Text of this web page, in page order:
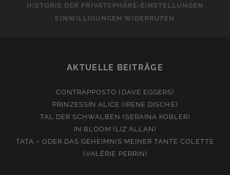
HISTORIE DER PRIVATSPHÄRE-EINSTELLUNGEN
EINWILLIGUNGEN WIDERRUFEN
AKTUELLE BEITRÄGE
CONTRAPPOSTO (DAVE EGGERS)
PRINZESSIN ALICE (IRENE DISCHE)
TAL DER SCHWALBEN (SERAINA KOBLER)
IN BLOOM (LIZ ALLAN)
TATA – ODER DAS GEHEIMNIS MEINER TANTE COLETTE
(VALÉRIE PERRIN)